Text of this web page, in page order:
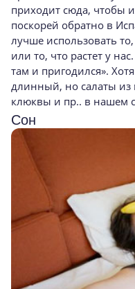
приходит сюда, чтобы
поскорей обратно в
лучше использовать
или то, что растет у
там и пригодился».
длинный, но салаты из
клюквы и пр.. в нашем
Сон